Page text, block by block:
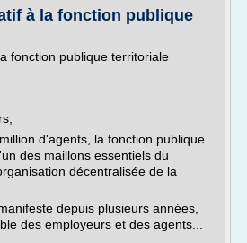
à la fonction publique
fonction publique territoriale
d'agents, la fonction publique
des maillons essentiels du
décentralisée de la
depuis plusieurs années,
des employeurs et des agents...